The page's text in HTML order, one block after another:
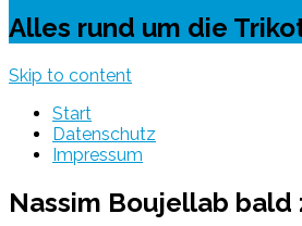
Alles rund um die
Skip to content
Start
Datenschutz
Impressum
Nassim Boujellab bald